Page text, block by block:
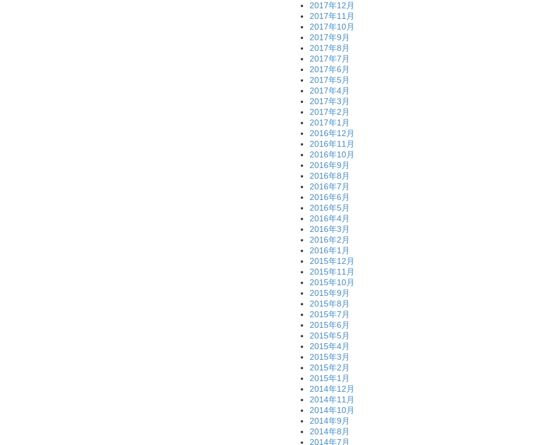
2017年12月
2017年11月
2017年10月
2017年9月
2017年8月
2017年7月
2017年6月
2017年5月
2017年4月
2017年3月
2017年2月
2017年1月
2016年12月
2016年11月
2016年10月
2016年9月
2016年8月
2016年7月
2016年6月
2016年5月
2016年4月
2016年3月
2016年2月
2016年1月
2015年12月
2015年11月
2015年10月
2015年9月
2015年8月
2015年7月
2015年6月
2015年5月
2015年4月
2015年3月
2015年2月
2015年1月
2014年12月
2014年11月
2014年10月
2014年9月
2014年8月
2014年7月